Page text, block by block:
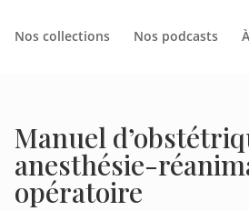
Nos collections Nos podcasts
Manuel
anesthésie-
opératoire